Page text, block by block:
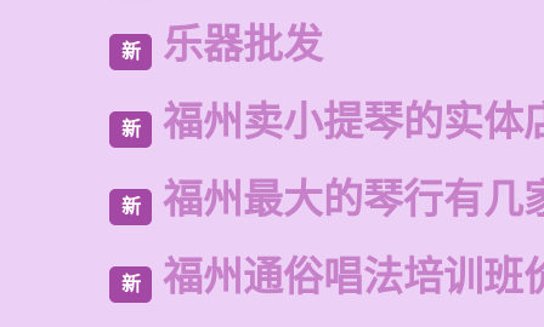
新 乐器批发
新 福州卖小提琴的实体
新 福州最大的琴行有几
新 福州通俗唱法培训班